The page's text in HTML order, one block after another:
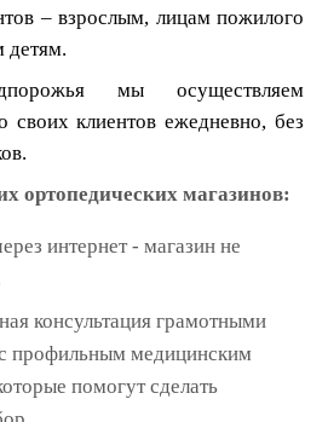
– взрослым, лицам пожилого
детям.
мы осуществляем
своих клиентов ежедневно, без
ортопедических магазинов:
интернет - магазин не
консультация грамотными
профильным медицинским
помогут сделать